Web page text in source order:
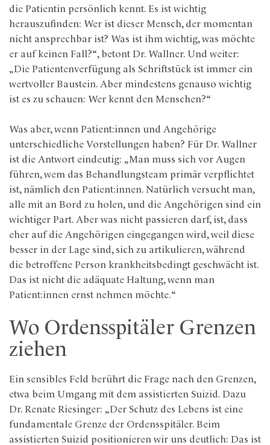
die Patientin persönlich kennt. Es ist wichtig
herauszufinden: Wer ist dieser Mensch, der momentan
nicht ansprechbar ist? Was ist ihm wichtig, was möchte
er auf keinen Fall?“, betont Dr. Wallner. Und weiter:
„Die Patientenverfügung als Schriftstück ist immer ein
wertvoller Baustein. Aber mindestens genauso wichtig
ist es zu schauen: Wer kennt den Menschen?“
Was aber, wenn Patient:innen und Angehörige
unterschiedliche Vorstellungen haben? Für Dr. Wallner
ist die Antwort eindeutig: „Man muss sich vor Augen
führen, wem das Behandlungsteam primär verpflichtet
ist, nämlich den Patient:innen. Natürlich versucht man,
alle mit an Bord zu holen, und die Angehörigen sind ein
wichtiger Part. Aber was nicht passieren darf, ist, dass
eher auf die Angehörigen eingegangen wird, weil diese
besser in der Lage sind, sich zu artikulieren, während
die betroffene Person krankheitsbedingt geschwächt ist.
Das ist nicht die adäquate Haltung, wenn man
Patient:innen ernst nehmen möchte.“
Wo Ordensspitäler Grenzen
ziehen
Ein sensibles Feld berührt die Frage nach den Grenzen,
etwa beim Umgang mit dem assistierten Suizid. Dazu
Dr. Renate Riesinger: „Der Schutz des Lebens ist eine
fundamentale Grenze der Ordensspitäler. Beim
assistierten Suizid positionieren wir uns deutlich: Das ist